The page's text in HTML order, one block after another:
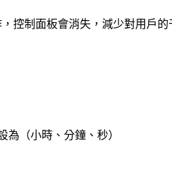
控制面板會消失，減少對用戶的
（小時、分鐘、秒）